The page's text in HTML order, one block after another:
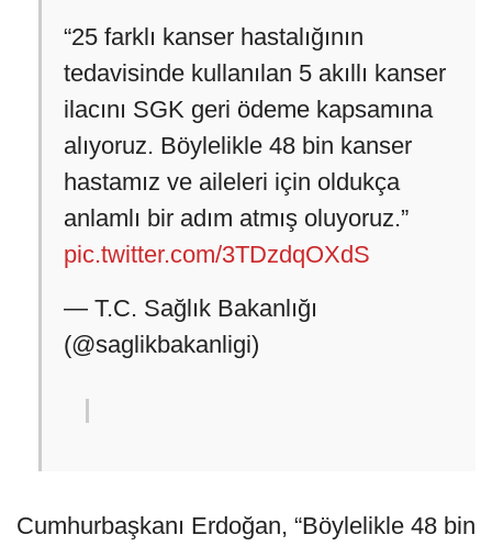
“25 farklı kanser hastalığının
tedavisinde kullanılan 5 akıllı kanser
ilacını SGK geri ödeme kapsamına
alıyoruz. Böylelikle 48 bin kanser
hastamız ve aileleri için oldukça
anlamlı bir adım atmış oluyoruz.”
pic.twitter.com/3TDzdqOXdS
— T.C. Sağlık Bakanlığı
(@saglikbakanligi)
Cumhurbaşkanı Erdoğan, “Böylelikle 48 bin